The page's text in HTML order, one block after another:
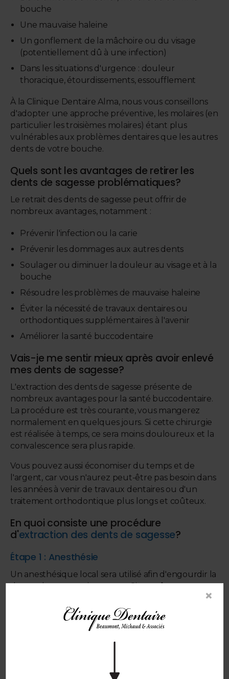
bouche
Une mauvaise haleine
Un gonflement de la mâchoire ou du visage
(potentiellement dû à une infection)
Dans les situations d'urgence : douleur
thoracique, étourdissements, essoufflement
À la Clinique Dentaire Alma, nous vous conseillons
d'adopter une approche préventive, les molaires (en
particulier les troisièmes molaires) étant plus
vulnérables aux problèmes dentaires que les autres
dents de votre bouche.
Quels sont les avantages de retirer les
dents de sagesse problématiques?
Le retrait des dents de sagesse peut offrir de
nombreux avantages, notamment :
Prévenir l'infection ou la carie
Prévenir les dommages aux autres dents
Soulager ou diminuer la douleur au visage et à la
bouche
Résoudre les problèmes de mauvaise haleine
Éviter la nécessité de travaux dentaires ou
orthodontiques supplémentaires à l'avenir
Améliorer la santé buccodentaire
Vais-je me sentir mieux après avoir enlevé
mes dents de sagesse?
L'extraction des dents de sagesse présente de
nombreux avantages pour la santé buccodentaire.
La procédure est très courante, vous mangerez
normalement en quelques jours. Si cette chirurgie
est réalisée à temps, ce sera moins douloureux et la
convalescence sera plus rapide.
Vous pouvez aussi économiser du temps et de
l'argent, car vous n'aurez peut-être pas besoin dans
les années à venir de travaux dentaires ou d'un
traitement orthodontique plus longs et coûteux.
En quoi consiste une procédure
d'extraction des dents de sagesse?
Étape 1 : Anesthésie
Un anesthésique local sera utilisé afin d'engourdir la
dent et la zone environnante. Si vous êtes
chirurgien peut vous fournir un sédatif pour vous
aider à vous détendre, généralement avec une
injection dans le bras. L'anesthésie générale est
rarement utilisée, uniquement dans les cas où la
×